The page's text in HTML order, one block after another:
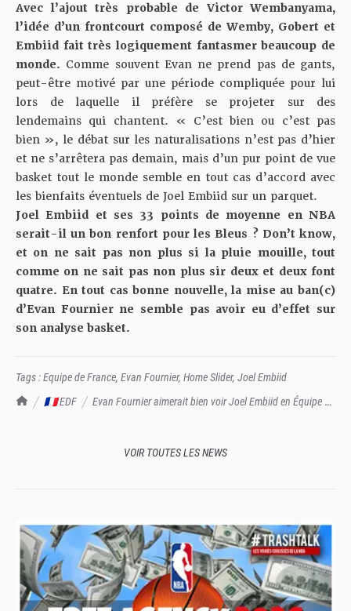
TrashTalk Actu NBA
🇫🇷 EDF
Evan Fournier aimerait bien voir Joel Embiid en Équipe de
Avec l’ajout très probable de Victor Wembanyama,
l’idée d’un frontcourt composé de Wemby, Gobert et
Embiid fait très logiquement fantasmer beaucoup de
monde. Comme souvent Evan ne prend pas de gants,
peut-être motivé par une période compliquée pour lui
lors de laquelle il préfère se projeter sur des
lendemains qui chantent. « C’est bien ou c’est pas
bien », le débat sur les naturalisations n’est pas d’hier
et ne s’arrêtera pas demain, mais d’un pur point de vue
basket tout le monde semble en tout cas d’accord avec
les bienfaits éventuels de Joel Embiid sur un parquet.
Joel Embiid et ses 33 points de moyenne en NBA
serait-il un bon renfort pour les Bleus ? Don’t know,
et on ne sait pas non plus si la pluie mouille, tout
comme on ne sait pas non plus sir deux et deux font
quatre. En tout cas bonne nouvelle, la mise au ban(c)
d’Evan Fournier ne semble pas avoir eu d’effet sur
son analyse basket.
Tags :Equipe de France, Evan Fournier, Home Slider, Joel Embiid
VOIR TOUTES LES NEWS